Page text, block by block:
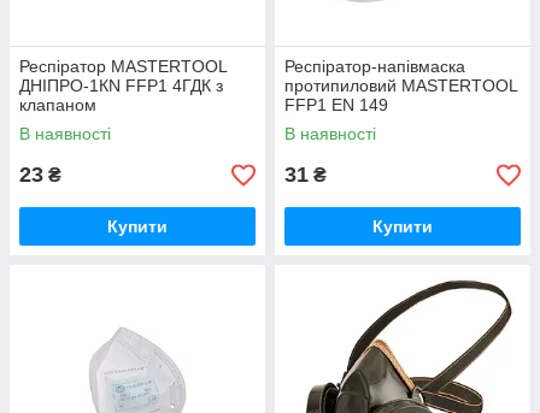
Респіратор MASTERTOOL
ДНІПРО-1КN FFP1 4ГДК з
клапаном
В наявності
23 ₴
Купити
Респіратор-напівмаска
протипиловий MASTERTOOL
FFP1 EN 149
В наявності
31 ₴
Купити